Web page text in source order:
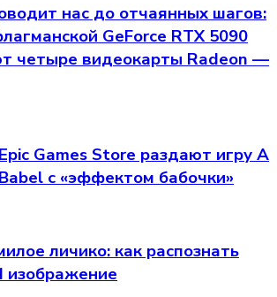
нас до отчаянных шагов:
GeForce RTX 5090
четыре видеокарты Radeon —
Games Store раздают игру A
с «эффектом бабочки»
личико: как распознать
изображение